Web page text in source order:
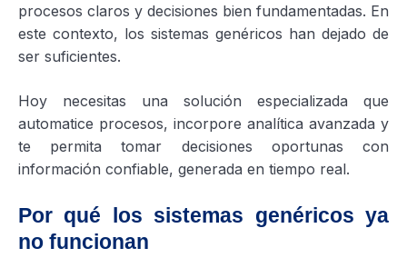
procesos claros y decisiones bien fundamentadas. En
este contexto, los sistemas genéricos han dejado de
ser suficientes.
Hoy necesitas una solución especializada que
automatice procesos, incorpore analítica avanzada y
te permita tomar decisiones oportunas con
información confiable, generada en tiempo real.
Por qué los sistemas genéricos ya
no funcionan